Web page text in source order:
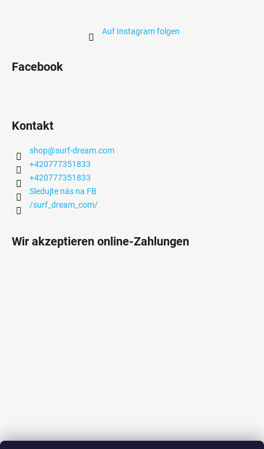
Auf Instagram folgen
Facebook
Kontakt
shop@surf-dream.com
+420777351833
+420777351833
Sledujte nás na FB
/surf_dream_com/
Wir akzeptieren online-Zahlungen